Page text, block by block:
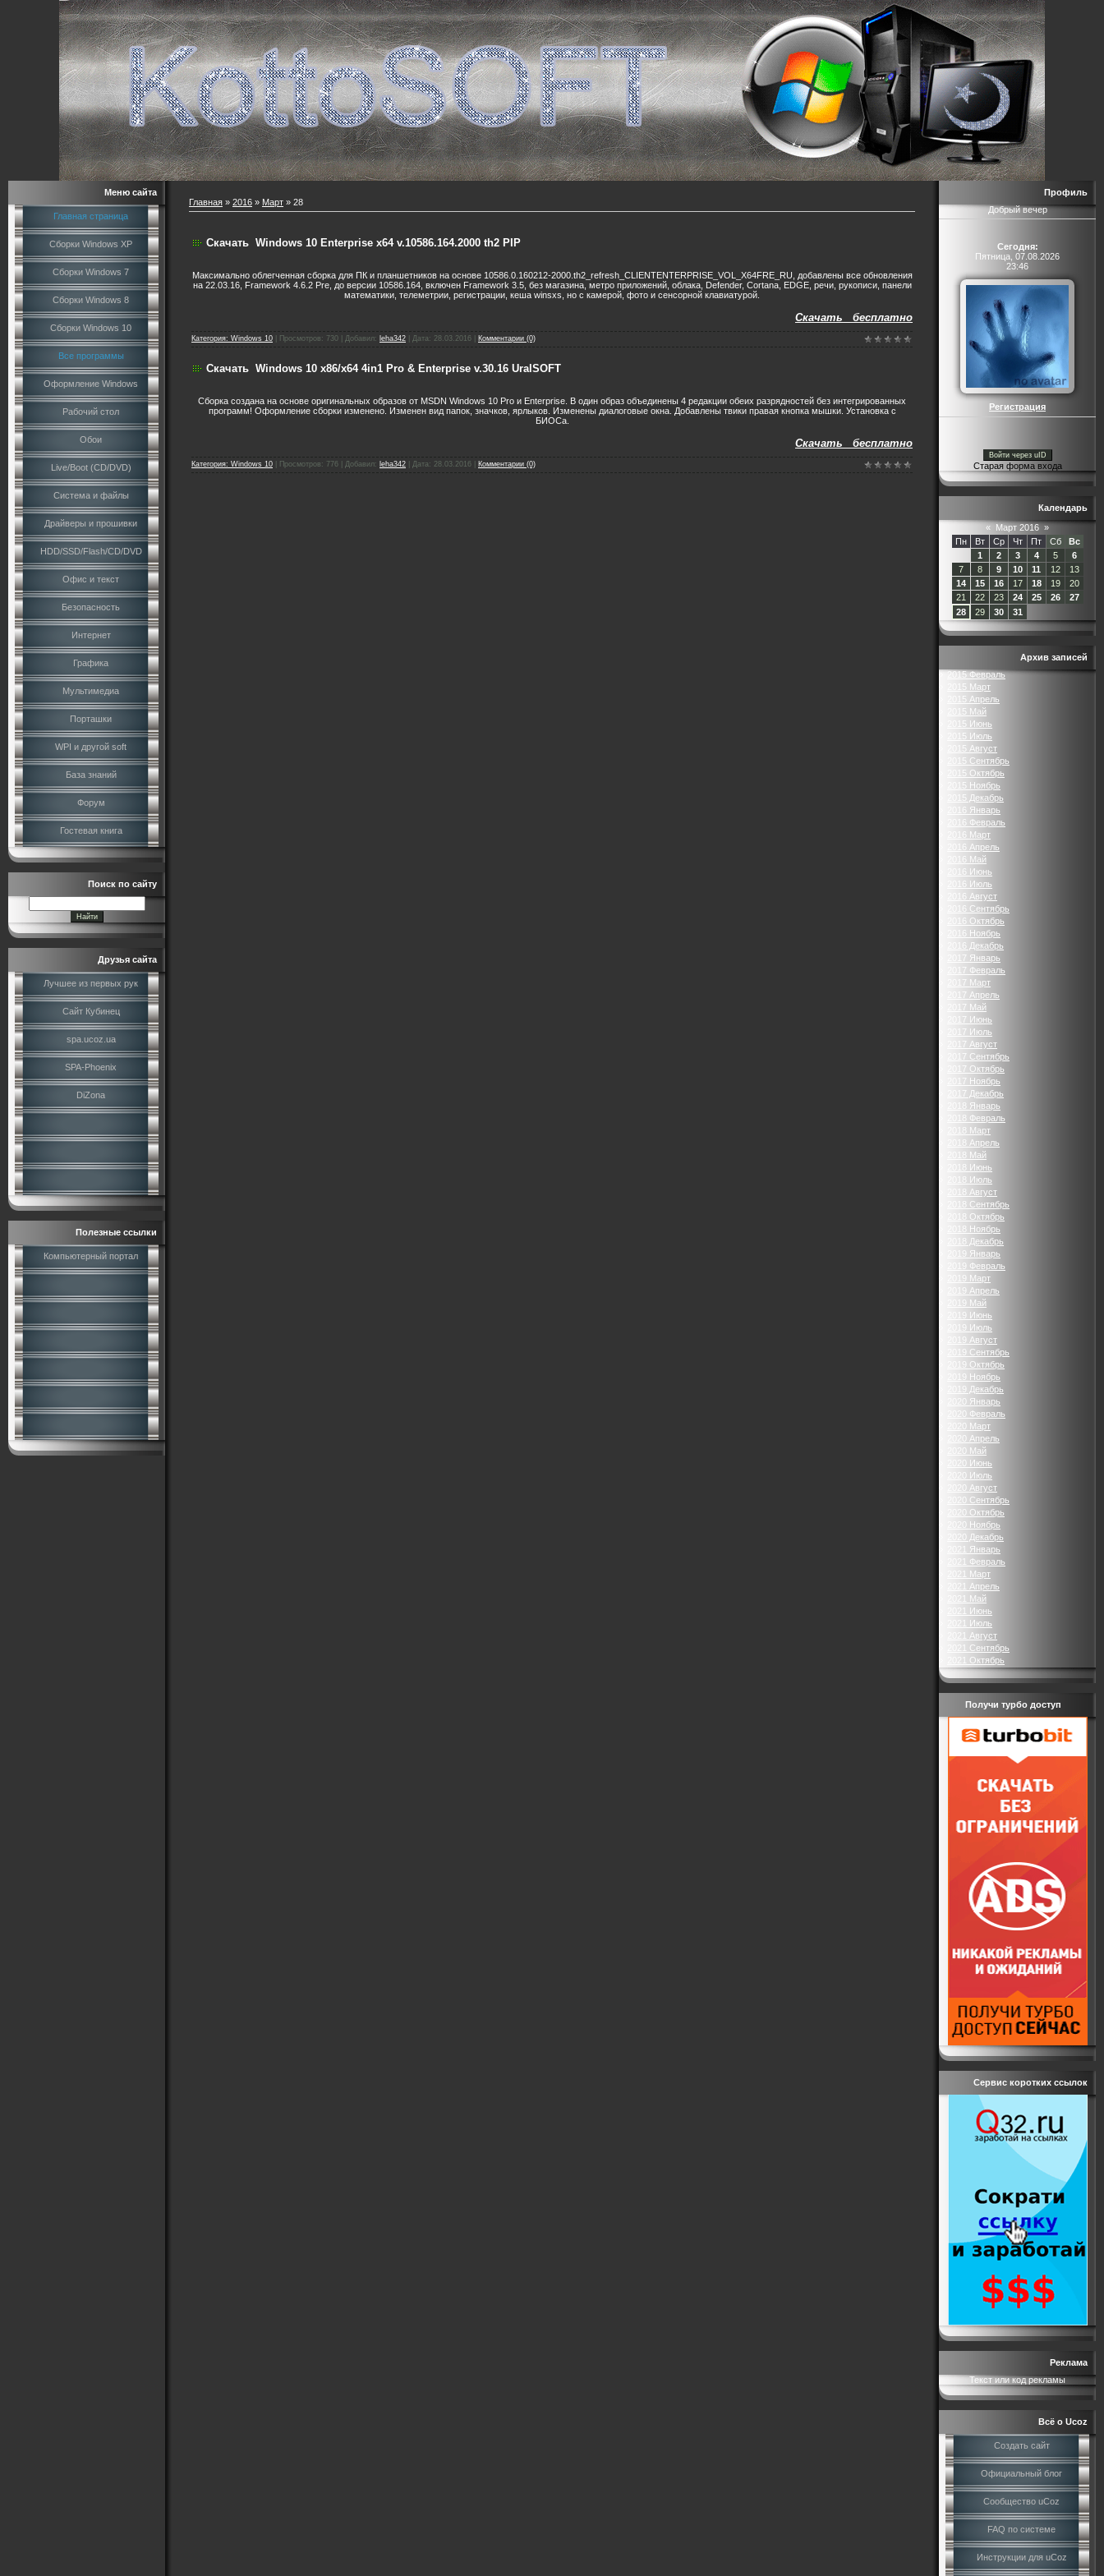
Меню сайта
Главная страница
Сборки Windows XP
Сборки Windows 7
Сборки Windows 8
Сборки Windows 10
Все программы
Оформление Windows
Рабочий стол
Обои
Live/Boot (CD/DVD)
Система и файлы
Драйверы и прошивки
HDD/SSD/Flash/CD/DVD
Офис и текст
Безопасность
Интернет
Графика
Мультимедиа
Порташки
WPI и другой soft
База знаний
Форум
Гостевая книга
Поиск по сайту
Друзья сайта
Лучшее из первых рук
Сайт Кубинец
spa.ucoz.ua
SPA-Phoenix
DiZona
Полезные ссылки
Компьютерный портал
Главная » 2016 » Март » 28
Скачать Windows 10 Enterprise x64 v.10586.164.2000 th2 PIP
Максимально облегченная сборка для ПК и планшетников на основе 10586.0.160212-2000.th2_refresh_CLIENTENTERPRISE_VOL_X64FRE_RU, добавлены все обновления
на 22.03.16, Framework 4.6.2 Pre, до версии 10586.164, включен Framework 3.5, без магазина, метро приложений, облака, Defender, Cortana, EDGE, речи, рукописи, панели
математики, телеметрии, регистрации, кеша winsxs, но с камерой, фото и сенсорной клавиатурой.
Скачать бесплатно
Категория: Windows 10 Просмотров: 730 Добавил: leha342 Дата: 28.03.2016 Комментарии (0)
Скачать Windows 10 x86/x64 4in1 Pro & Enterprise v.30.16 UralSOFT
Сборка создана на основе оригинальных образов от MSDN Windows 10 Pro и Enterprise. В один образ объединены 4 редакции обеих разрядностей без интегрированных
программ! Оформление сборки изменено. Изменен вид папок, значков, ярлыков. Изменены диалоговые окна. Добавлены твики правая кнопка мышки. Установка с
БИОСа.
Скачать бесплатно
Категория: Windows 10 Просмотров: 776 Добавил: leha342 Дата: 28.03.2016 Комментарии (0)
Профиль
Добрый вечер
Сегодня:
Пятница, 07.08.2026
23:46
Регистрация
Войти через uID
Старая форма входа
Календарь
« Март 2016 »
Пн
Вт Ср Чт Пт Сб
Вс
1
2 3 4 5
6
7
8 9 10 11 12
13
14
15 16 17 18 19
20
21
22 23 24 25 26
27
28
29 30 31
Архив записей
2015 Февраль
2015 Март
2015 Апрель
2015 Май
2015 Июнь
2015 Июль
2015 Август
2015 Сентябрь
2015 Октябрь
2015 Ноябрь
2015 Декабрь
2016 Январь
2016 Февраль
2016 Март
2016 Апрель
2016 Май
2016 Июнь
2016 Июль
2016 Август
2016 Сентябрь
2016 Октябрь
2016 Ноябрь
2016 Декабрь
2017 Январь
2017 Февраль
2017 Март
2017 Апрель
2017 Май
2017 Июнь
2017 Июль
2017 Август
2017 Сентябрь
2017 Октябрь
2017 Ноябрь
2017 Декабрь
2018 Январь
2018 Февраль
2018 Март
2018 Апрель
2018 Май
2018 Июнь
2018 Июль
2018 Август
2018 Сентябрь
2018 Октябрь
2018 Ноябрь
2018 Декабрь
2019 Январь
2019 Февраль
2019 Март
2019 Апрель
2019 Май
2019 Июнь
2019 Июль
2019 Август
2019 Сентябрь
2019 Октябрь
2019 Ноябрь
2019 Декабрь
2020 Январь
2020 Февраль
2020 Март
2020 Апрель
2020 Май
2020 Июнь
2020 Июль
2020 Август
2020 Сентябрь
2020 Октябрь
2020 Ноябрь
2020 Декабрь
2021 Январь
2021 Февраль
2021 Март
2021 Апрель
2021 Май
2021 Июнь
2021 Июль
2021 Август
2021 Сентябрь
2021 Октябрь
Получи турбо доступ
Сервис коротких ссылок
Реклама
Текст или код рекламы
Всё о Ucoz
Создать сайт
Официальный блог
Сообщество uCoz
FAQ по системе
Инструкции для uCoz